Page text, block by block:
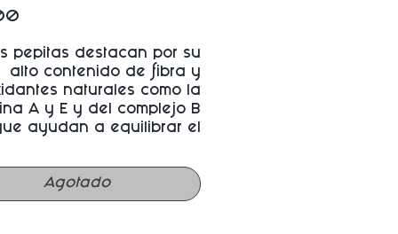
pepitas destacan por su
alto contenido de fibra y
naturales como la
A y E y del complejo B
ayudan a equilibrar el
Agotado